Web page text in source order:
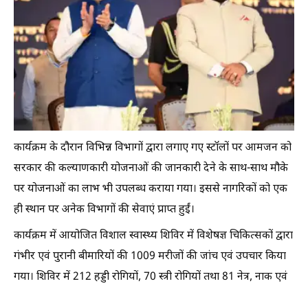
कार्यक्रम के दौरान विभिन्न विभागों द्वारा लगाए गए स्टॉलों पर आमजन को
सरकार की कल्याणकारी योजनाओं की जानकारी देने के साथ-साथ मौके
पर योजनाओं का लाभ भी उपलब्ध कराया गया। इससे नागरिकों को एक
ही स्थान पर अनेक विभागों की सेवाएं प्राप्त हुईं।
कार्यक्रम में आयोजित विशाल स्वास्थ्य शिविर में विशेषज्ञ चिकित्सकों द्वारा
गंभीर एवं पुरानी बीमारियों की 1009 मरीजों की जांच एवं उपचार किया
गया। शिविर में 212 हड्डी रोगियों, 70 स्त्री रोगियों तथा 81 नेत्र, नाक एवं